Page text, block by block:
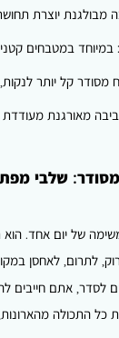
מבולגנת יוצרת
במיוחד במטבחים
מסודר קל יותר
מאורגנת מעודדת
שלבי
של יום אחד.
לסדר, אתם חייבים
כל התכולה